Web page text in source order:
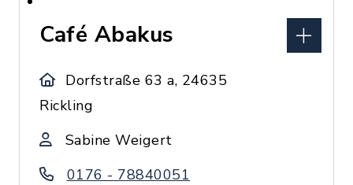
Café Abakus
Dorfstraße 63 a, 24635
Rickling
Sabine Weigert
0176 - 78840051